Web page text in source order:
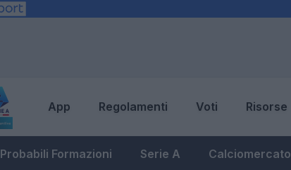
App Regolamenti Voti Risorse
Probabili Formazioni Serie A Calciomercato